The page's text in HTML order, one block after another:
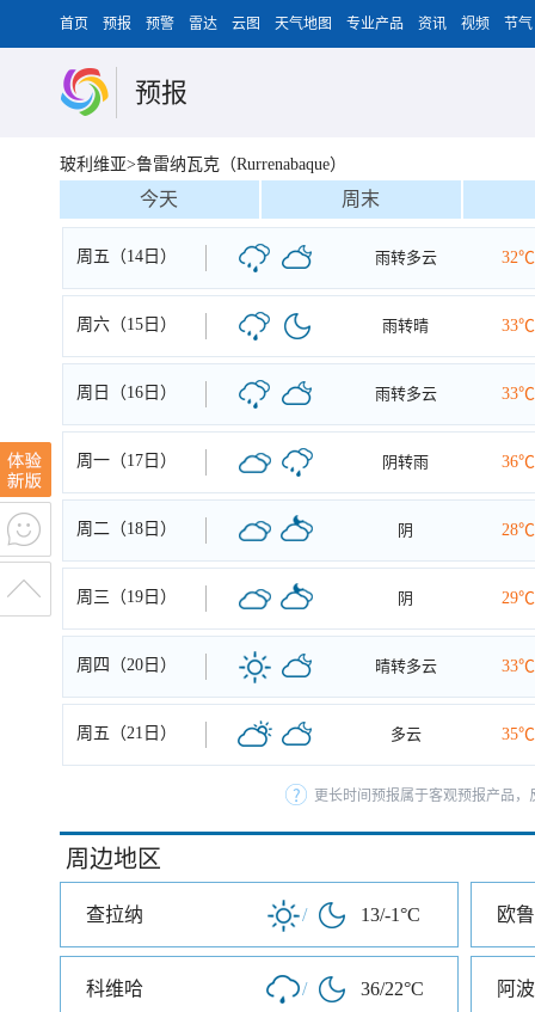
首页 预报 预警 雷达 云图 天气地图 专业产品 资讯 视频 节气
预报
玻利维亚>鲁雷纳瓦克（Rurrenabaque）
今天 周末
周五（14日） 雨转多云 32℃
周六（15日） 雨转晴 33℃
周日（16日） 雨转多云 33℃
周一（17日） 阴转雨 36℃
周二（18日） 阴 28℃
周三（19日） 阴 29℃
周四（20日） 晴转多云 33℃
周五（21日） 多云 35℃
更长时间预报属于客观预报产品
周边地区
查拉纳 / 13/-1°C 欧
科维哈 / 36/22°C 阿